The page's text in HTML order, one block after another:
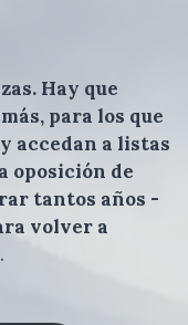
Hay que
para los que
accedan a listas
oposición de
tantos años -
volver a
.